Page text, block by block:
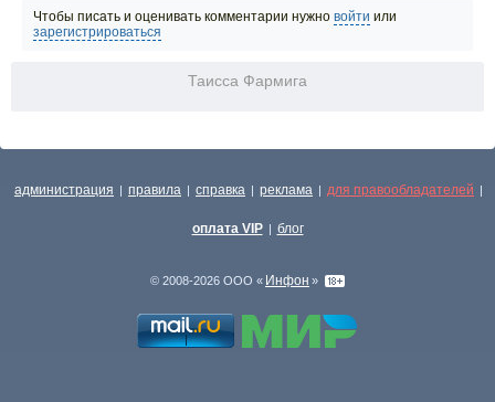
Чтобы писать и оценивать комментарии нужно войти или
зарегистрироваться
Таисса Фармига
администрация | правила | справка | реклама | для правообладателей |
оплата VIP | блог
© 2008-2026 ООО « Инфон »